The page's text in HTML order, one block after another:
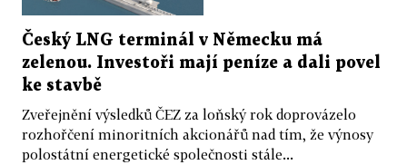
Český LNG terminál v Německu má
zelenou. Investoři mají peníze a dali povel
ke stavbě
Zveřejnění výsledků ČEZ za loňský rok doprovázelo
rozhořčení minoritních akcionářů nad tím, že výnosy
polostátní energetické společnosti stále...